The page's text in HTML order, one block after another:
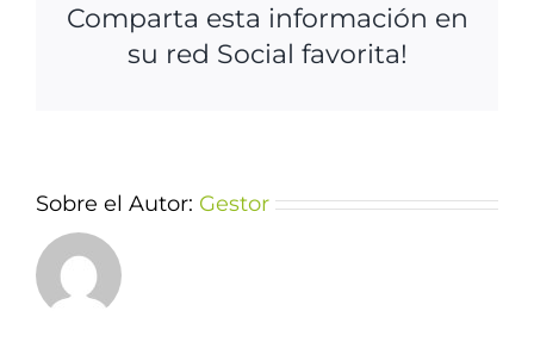
Comparta esta información en
su red Social favorita!
Sobre el Autor: Gestor